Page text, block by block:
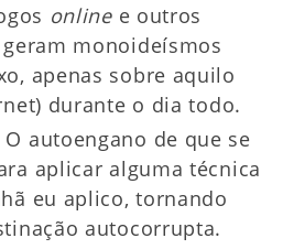
online e outros
monoideísmos
apenas sobre aquilo
durante o dia todo.
O autoengano de que se
aplicar alguma técnica
eu aplico, tornando
autocorrupta.